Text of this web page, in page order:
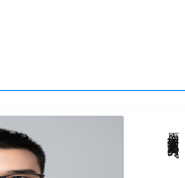
最后来访就可以认为说，这就是房子，这不墙、房
能力，画笔是来访的语言功能，每一笔绘画是来访的
语言空间，画板画架是咨询的物理空间（来访把自己
上）。而图画的轮廓是前一到四次咨询来访所呈现的
是一个很累的事情，特别是对于新手小白，准备工具
色、要去绘画了，总是画不出想要的效果，很受挫，
愿你拥有拥抱真实的勇气